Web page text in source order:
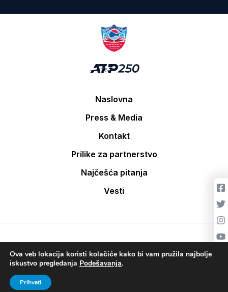
Naslovna
Press & Media
Kontakt
Prilike za partnerstvo
Najčešća pitanja
Vesti
Copyright © 2026. All rights reserved. Developed by
Ova veb lokacija koristi kolačiće kako bi vam pružila najbolje
iskustvo pregledanja Podešavanja.
Prihvati